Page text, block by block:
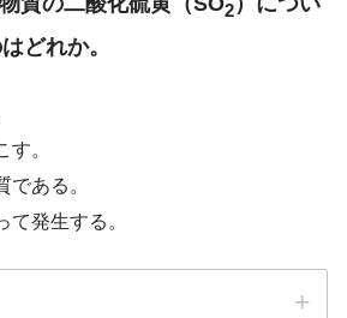
WHO
2
どれか。
。
である。
て発生する。